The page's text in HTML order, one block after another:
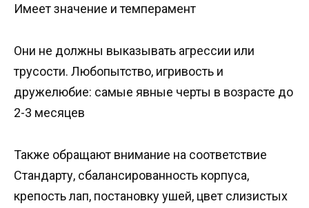
Имеет значение и темперамент
Они не должны выказывать агрессии или
трусости. Любопытство, игривость и
дружелюбие: самые явные черты в возрасте до
2-3 месяцев
Также обращают внимание на соответствие
Стандарту, сбалансированность корпуса,
крепость лап, постановку ушей, цвет слизистых